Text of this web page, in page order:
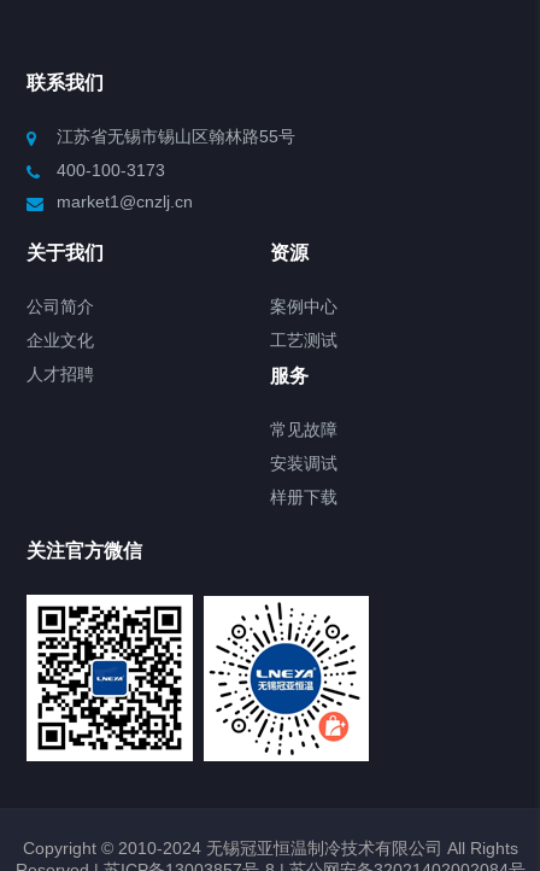
制冷加热动态控温系统
Chiller气体控温系统
Chamber试验箱
TCU温度控制单元
VOCs冷凝回收装置
联系我们
江苏省无锡市锡山区翰林路55号
400-100-3173
market1@cnzlj.cn
关于我们
公司简介
企业文化
人才招聘
资源
案例中心
工艺测试
服务
常见故障
安装调试
样册下载
关注官方微信
Copyright © 2010-2024 无锡冠亚恒温制冷技术有限公司 All Rights